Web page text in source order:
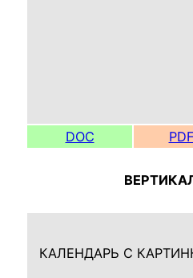
DOC PDF
КАЛЕНДАРЬ С